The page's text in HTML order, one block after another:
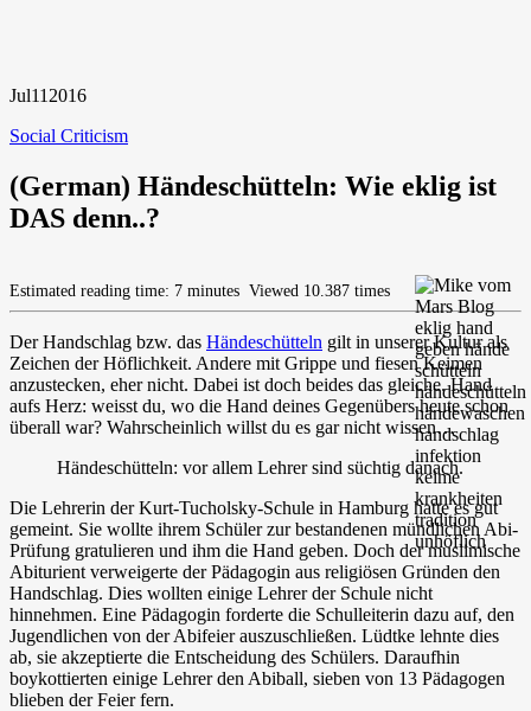
Jul11 2016
Social Criticism
(German) Händeschütteln: Wie eklig ist
DAS denn..?
Estimated reading time: 7 minutes Viewed 10.387 times
Der Handschlag bzw. das Händeschütteln gilt in unserer Kultur als
Zeichen der Höflichkeit. Andere mit Grippe und fiesen Keimen
anzustecken, eher nicht. Dabei ist doch beides das gleiche. Hand
aufs Herz: weisst du, wo die Hand deines Gegenübers heute schon
überall war? Wahrscheinlich willst du es gar nicht wissen…
Händeschütteln: vor allem Lehrer sind süchtig danach.
Die Lehrerin der Kurt-Tucholsky-Schule in Hamburg hatte es gut
gemeint. Sie wollte ihrem Schüler zur bestandenen mündlichen Abi-
Prüfung gratulieren und ihm die Hand geben. Doch der muslimische
Abiturient verweigerte der Pädagogin aus religiösen Gründen den
Handschlag. Dies wollten einige Lehrer der Schule nicht
hinnehmen. Eine Pädagogin forderte die Schulleiterin dazu auf, den
Jugendlichen von der Abifeier auszuschließen. Lüdtke lehnte dies
ab, sie akzeptierte die Entscheidung des Schülers. Daraufhin
boykottierten einige Lehrer den Abiball, sieben von 13 Pädagogen
blieben der Feier fern.